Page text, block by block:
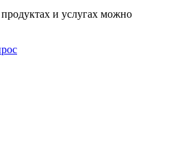
и услугах можно